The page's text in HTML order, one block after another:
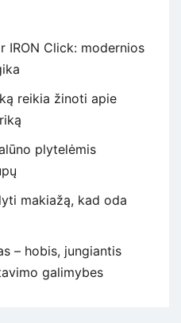
IRON Click: modernios
reikia žinoti apie
plytelėmis
makiažą, kad oda
– hobis, jungiantis
galimybes